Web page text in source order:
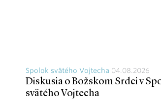
Spolok svätého Vojtecha 04.08.2026
Diskusia o Božskom Srdci v
svätého Vojtecha